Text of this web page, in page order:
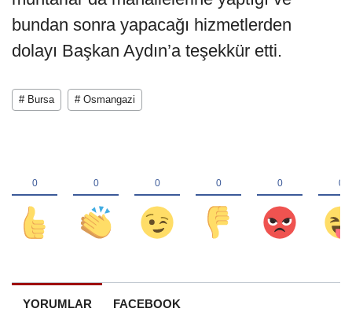
bundan sonra yapacağı hizmetlerden
dolayı Başkan Aydın’a teşekkür etti.
# Bursa # Osmangazi
YORUMLAR FACEBOOK